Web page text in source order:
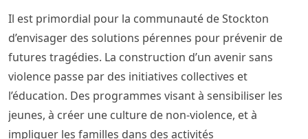
Il est primordial pour la communauté de Stockton
d’envisager des solutions pérennes pour prévenir de
futures tragédies. La construction d’un avenir sans
violence passe par des initiatives collectives et
l’éducation. Des programmes visant à sensibiliser les
jeunes, à créer une culture de non-violence, et à
impliquer les familles dans des activités